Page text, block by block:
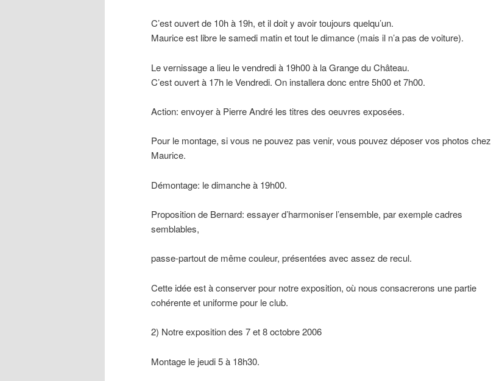
C’est ouvert de 10h à 19h, et il doit y avoir toujours quelqu’un.
Maurice est libre le samedi matin et tout le dimance (mais il n’a pas de voiture).
Le vernissage a lieu le vendredi à 19h00 à la Grange du Château.
C’est ouvert à 17h le Vendredi. On installera donc entre 5h00 et 7h00.
Action: envoyer à Pierre André les titres des oeuvres exposées.
Pour le montage, si vous ne pouvez pas venir, vous pouvez déposer vos photos chez
Maurice.
Démontage: le dimanche à 19h00.
Proposition de Bernard: essayer d’harmoniser l’ensemble, par exemple cadres
semblables,
passe-partout de même couleur, présentées avec assez de recul.
Cette idée est à conserver pour notre exposition, où nous consacrerons une partie
cohérente et uniforme pour le club.
2) Notre exposition des 7 et 8 octobre 2006
Montage le jeudi 5 à 18h30.